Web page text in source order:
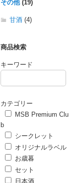
その他(19)
甘酒 (4)
商品検索
キーワード
カテゴリー
MSB Premium Clu
b
シークレット
オリジナルラベル
お歳暮
セット
日本酒